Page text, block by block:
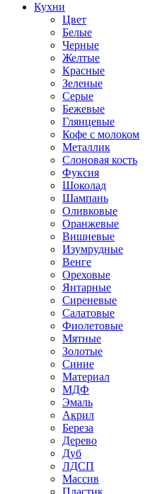
Кухни
Цвет
Белые
Черные
Желтые
Красные
Зеленые
Серые
Бежевые
Глянцевые
Кофе с молоком
Металлик
Слоновая кость
Фуксия
Шоколад
Шампань
Оливковые
Оранжевые
Вишневые
Изумрудные
Венге
Ореховые
Янтарные
Сиреневые
Салатовые
Фиолетовые
Мятные
Золотые
Синие
Материал
МДФ
Эмаль
Акрил
Береза
Дерево
Дуб
ЛДСП
Массив
Пластик